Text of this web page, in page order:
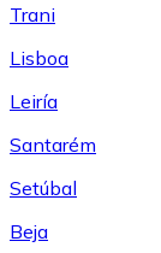
Trani
Lisboa
Leiría
Santarém
Setúbal
Beja